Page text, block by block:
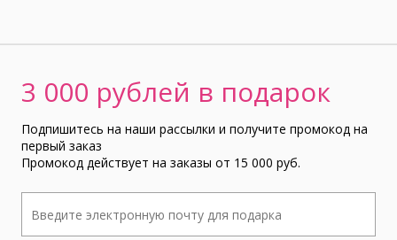
3 000 рублей в подарок
Подпишитесь на наши рассылки и получите промокод на
первый заказ
Промокод действует на заказы от 15 000 руб.